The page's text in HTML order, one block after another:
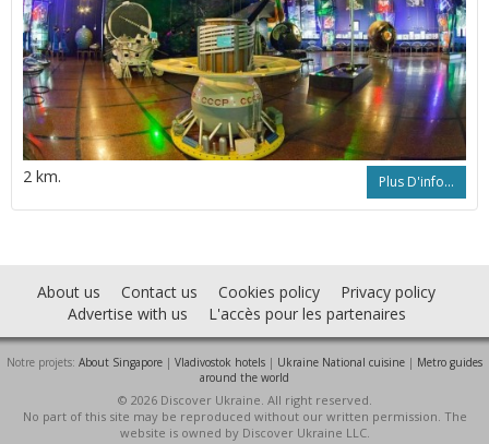
2 km. Plus D'info...
About us Contact us Cookies policy
Privacy policy
Advertise with us
L'accès pour les partenaires
Notre projets: About Singapore | Vladivostok hotels | Ukraine National cuisine | Metro guides
around the world
© 2026 Discover Ukraine. All right reserved.
No part of this site may be reproduced without our written permission. The
website is owned by Discover Ukraine LLC.